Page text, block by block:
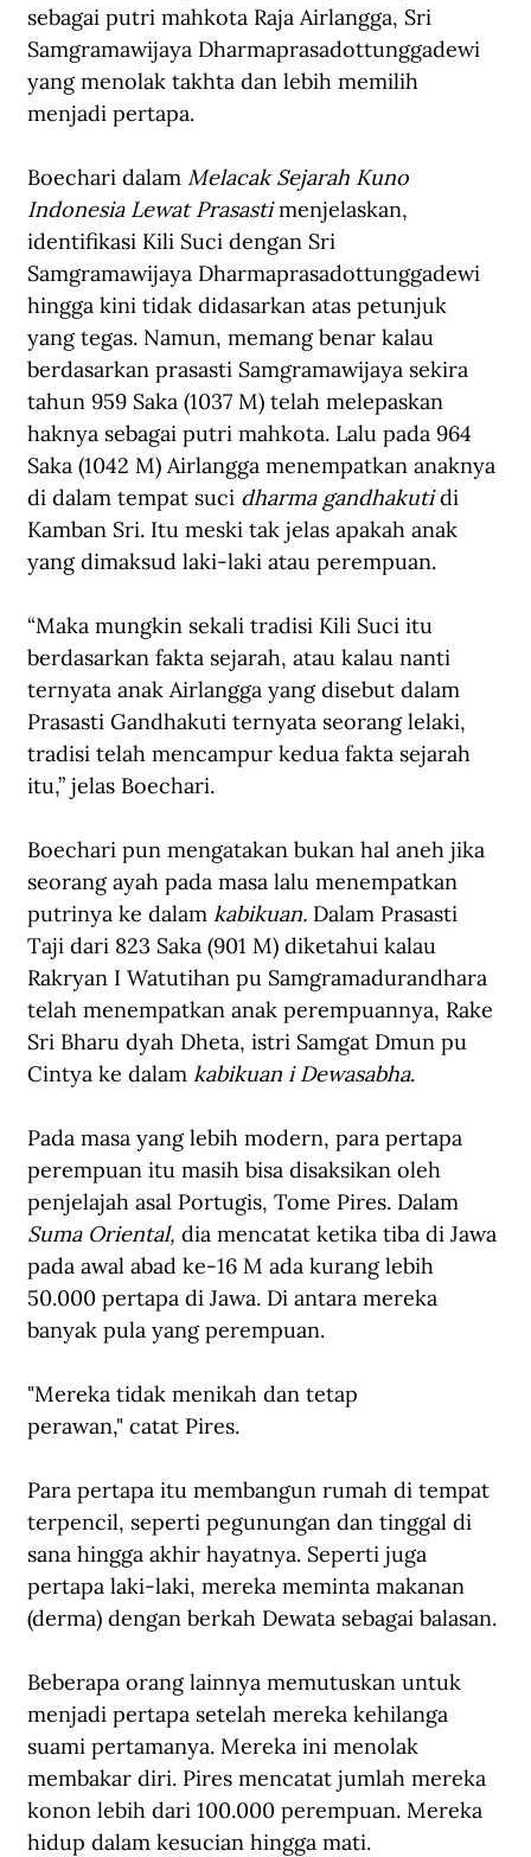
sebagai putri mahkota Raja Airlangga, Sri
Samgramawijaya Dharmaprasadottunggadewi
yang menolak takhta dan lebih memilih
menjadi pertapa.
Boechari dalam Melacak Sejarah Kuno
Indonesia Lewat Prasasti menjelaskan,
identifikasi Kili Suci dengan Sri
Samgramawijaya Dharmaprasadottunggadewi
hingga kini tidak didasarkan atas petunjuk
yang tegas. Namun, memang benar kalau
berdasarkan prasasti Samgramawijaya sekira
tahun 959 Saka (1037 M) telah melepaskan
haknya sebagai putri mahkota. Lalu pada 964
Saka (1042 M) Airlangga menempatkan anaknya
di dalam tempat suci dharma gandhakuti di
Kamban Sri. Itu meski tak jelas apakah anak
yang dimaksud laki-laki atau perempuan.
“Maka mungkin sekali tradisi Kili Suci itu
berdasarkan fakta sejarah, atau kalau nanti
ternyata anak Airlangga yang disebut dalam
Prasasti Gandhakuti ternyata seorang lelaki,
tradisi telah mencampur kedua fakta sejarah
itu,” jelas Boechari.
Boechari pun mengatakan bukan hal aneh jika
seorang ayah pada masa lalu menempatkan
putrinya ke dalam kabikuan. Dalam Prasasti
Taji dari 823 Saka (901 M) diketahui kalau
Rakryan I Watutihan pu Samgramadurandhara
telah menempatkan anak perempuannya, Rake
Sri Bharu dyah Dheta, istri Samgat Dmun pu
Cintya ke dalam kabikuan i Dewasabha.
Pada masa yang lebih modern, para pertapa
perempuan itu masih bisa disaksikan oleh
penjelajah asal Portugis, Tome Pires. Dalam
Suma Oriental, dia mencatat ketika tiba di Jawa
pada awal abad ke-16 M ada kurang lebih
50.000 pertapa di Jawa. Di antara mereka
banyak pula yang perempuan.
"Mereka tidak menikah dan tetap
perawan," catat Pires.
Para pertapa itu membangun rumah di tempat
terpencil, seperti pegunungan dan tinggal di
sana hingga akhir hayatnya. Seperti juga
pertapa laki-laki, mereka meminta makanan
(derma) dengan berkah Dewata sebagai balasan.
Beberapa orang lainnya memutuskan untuk
menjadi pertapa setelah mereka kehilanga
suami pertamanya. Mereka ini menolak
membakar diri. Pires mencatat jumlah mereka
konon lebih dari 100.000 perempuan. Mereka
hidup dalam kesucian hingga mati.